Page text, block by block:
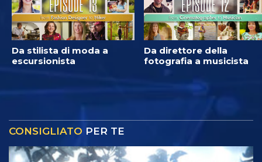
Da stilista di moda a
escursionista
Da direttore della
fotografia a musicista
CONSIGLIATO PER TE